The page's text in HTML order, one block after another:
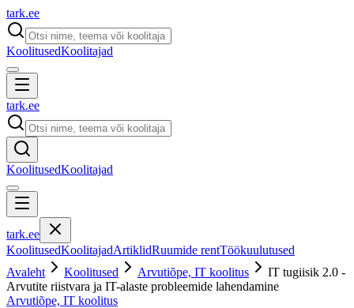
tark.ee
KoolitusedKoolitajad
tark.ee
KoolitusedKoolitajad
tark.ee
KoolitusedKoolitajadArtiklidRuumide rentTöökuulutused
Avaleht
Koolitused Arvutiõpe, IT koolitus
IT tugiisik 2.0 -
Arvutite riistvara ja IT-alaste probleemide lahendamine
Arvutiõpe, IT koolitus